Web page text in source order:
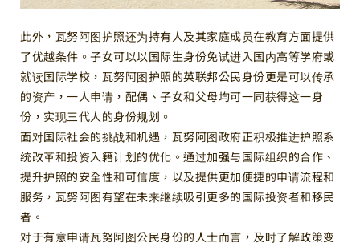
此外，瓦努阿图护照还为持有人及其家庭成员在教育方面提供
了优越条件。子女可以以国际生身份免试进入国内高等学府或
就读国际学校，瓦努阿图护照的英联邦公民身份更是可以传承
的资产，一人申请，配偶、子女和父母均可一同获得这一身
份，实现三代人的身份规划。
面对国际社会的挑战和机遇，瓦努阿图政府正积极推进护照系
统改革和投资入籍计划的优化。通过加强与国际组织的合作、
提升护照的安全性和可信度，以及提供更加便捷的申请流程和
服务，瓦努阿图有望在未来继续吸引更多的国际投资者和移民
者。
对于有意申请瓦努阿图公民身份的人士而言，及时了解政策变